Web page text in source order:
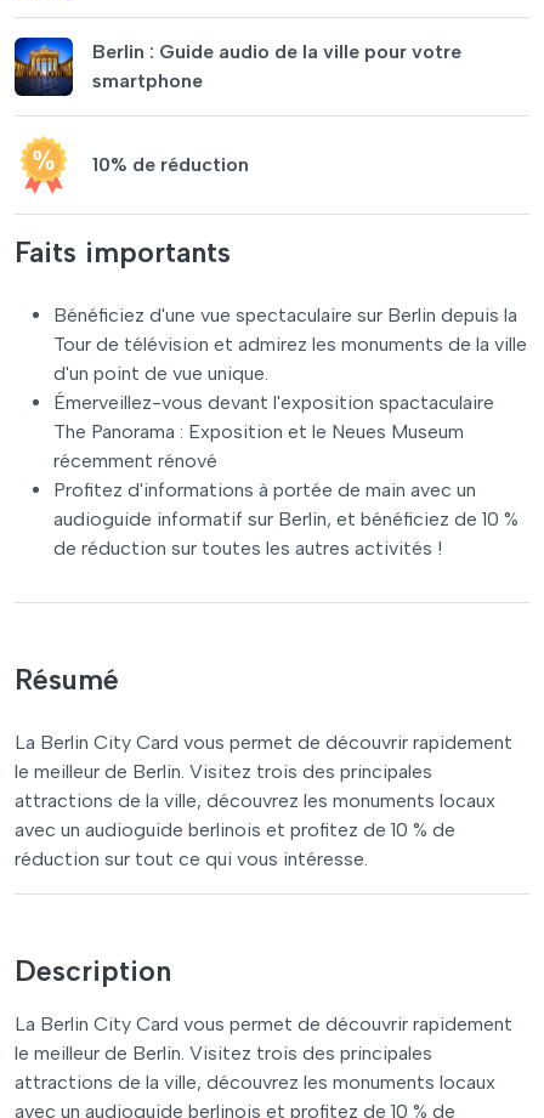
Berlin : Guide audio de la ville pour votre
smartphone
10% de réduction
Faits importants
Bénéficiez d'une vue spectaculaire sur Berlin depuis la
Tour de télévision et admirez les monuments de la ville
d'un point de vue unique.
Émerveillez-vous devant l'exposition spactaculaire
The Panorama : Exposition et le Neues Museum
récemment rénové
Profitez d'informations à portée de main avec un
audioguide informatif sur Berlin, et bénéficiez de 10 %
de réduction sur toutes les autres activités !
Résumé
La Berlin City Card vous permet de découvrir rapidement
le meilleur de Berlin. Visitez trois des principales
attractions de la ville, découvrez les monuments locaux
avec un audioguide berlinois et profitez de 10 % de
réduction sur tout ce qui vous intéresse.
Description
La Berlin City Card vous permet de découvrir rapidement
le meilleur de Berlin. Visitez trois des principales
attractions de la ville, découvrez les monuments locaux
avec un audioguide berlinois et profitez de 10 % de